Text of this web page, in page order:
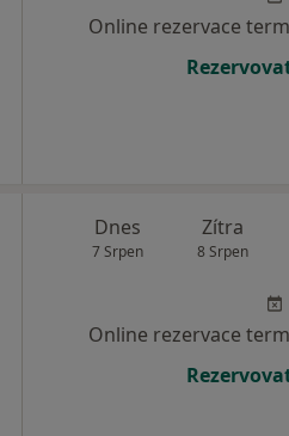
Online rezervace
Dnes
7 Srpen
Zítra
8 Srpen
Online rezervace